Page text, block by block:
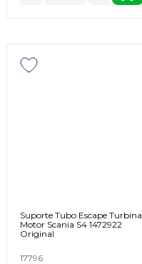
Suporte Tubo Escape Turbina
Motor Scania S4 1472922
Original
17796